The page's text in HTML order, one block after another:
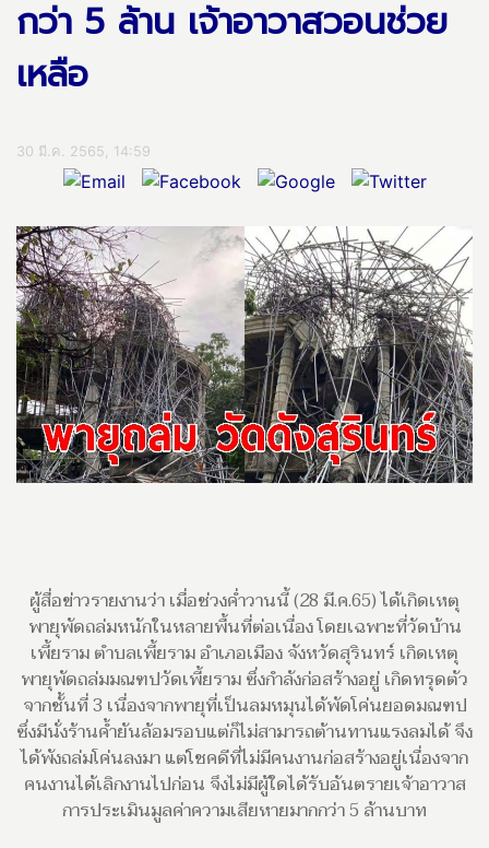
กว่า 5 ล้าน เจ้าอาวาสวอนช่วย
เหลือ
30 มี.ค. 2565, 14:59
ผู้สื่อข่าวรายงานว่า เมื่อช่วงค่ำวานนี้ (28 มี.ค.65) ได้เกิดเหตุ
พายุพัดถล่มหนักในหลายพื้นที่ต่อเนื่อง โดยเฉพาะที่วัดบ้าน
เพี้ยราม ตำบลเพี้ยราม อำเภอเมือง จังหวัดสุรินทร์ เกิดเหตุ
พายุพัดถล่มมณฑปวัดเพี้ยราม ซึ่งกำลังก่อสร้างอยู่ เกิดทรุดตัว
จากชั้นที่ 3 เนื่องจากพายุที่เป็นลมหมุนได้พัดโค่นยอดมณฑป
ซึ่งมีนั่งร้านค้ำยันล้อมรอบแต่ก็ไม่สามารถต้านทานแรงลมได้ จึง
ได้พังถล่มโค่นลงมา แต่โชคดีที่ไม่มีคนงานก่อสร้างอยู่เนื่องจาก
คนงานได้เลิกงานไปก่อน จึงไม่มีผู้ใดได้รับอันตรายเจ้าอาวาส
การประเมินมูลค่าความเสียหายมากกว่า 5 ล้านบาท